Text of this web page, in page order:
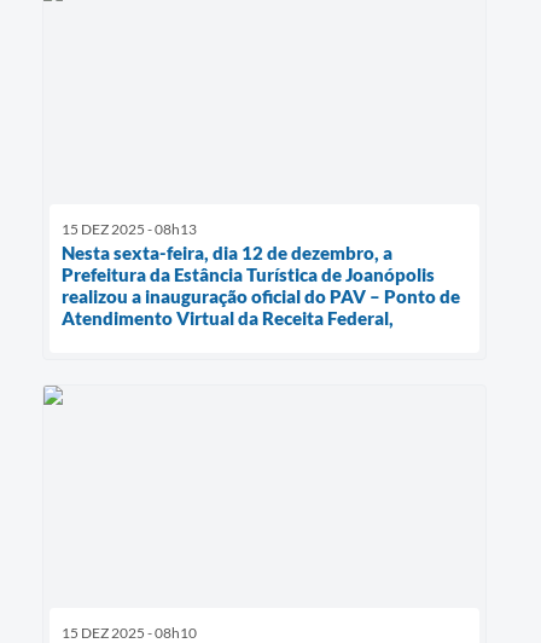
15 DEZ 2025 - 08h13
Nesta sexta-feira, dia 12 de dezembro, a
Prefeitura da Estância Turística de Joanópolis
realizou a inauguração oficial do PAV – Ponto de
Atendimento Virtual da Receita Federal,
15 DEZ 2025 - 08h10